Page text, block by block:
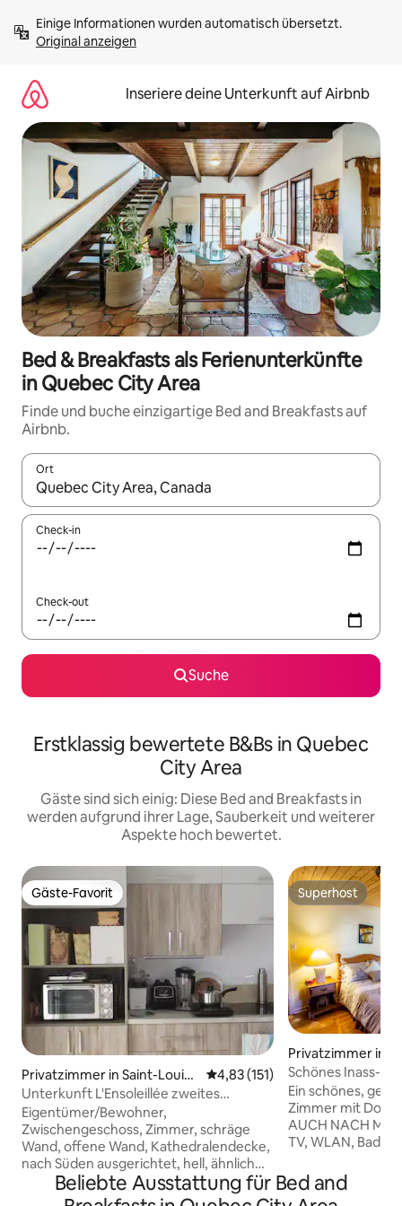
Inhalten
springenOriginal anzeigen
Inseriere deine Unterkunft auf Airbnb
Bed & Breakfasts als Ferienunterkünfte
in Quebec City Area
Finde und buche einzigartige Bed and Breakfasts auf
Airbnb.
Ort
Wenn Ergebnisse verfügbar sind, navigiere mit den
Check-in
Check-out
Suche
Erstklassig bewertete B&Bs in Quebec
City Area
Gäste sind sich einig: Diese Bed and Breakfasts in
werden aufgrund ihrer Lage, Sauberkeit und weiterer
Aspekte hoch bewertet.
Gäste-Favorit
Gäste-Favorit
Privatzimmer in Saint-Louis-
de-Blandford
Durchschnittliche Bewertung:
4,83 (151)
Unterkunft L'Ensoleillée zweites
Schlafzimmer CITQ 305613
Eigentümer/Bewohner,
Zwischengeschoss, Zimmer, schräge
Wand, offene Wand, Kathedralendecke,
nach Süden ausgerichtet, hell, ähnlich
wie das Loft. Badezimmer Küche
Gemeinsam genutzt/Frühstück/Snack/1
Superhost
Superhost
Privatzimmer in
nt-Ile-d'Orleans
Schönes Inass-
Ein schönes,
Zimmer mit
AUCH NACH
TV, WLAN, Bad
Sie haben
Mikrowelle. Alles,
Beliebte Ausstattung für Bed and